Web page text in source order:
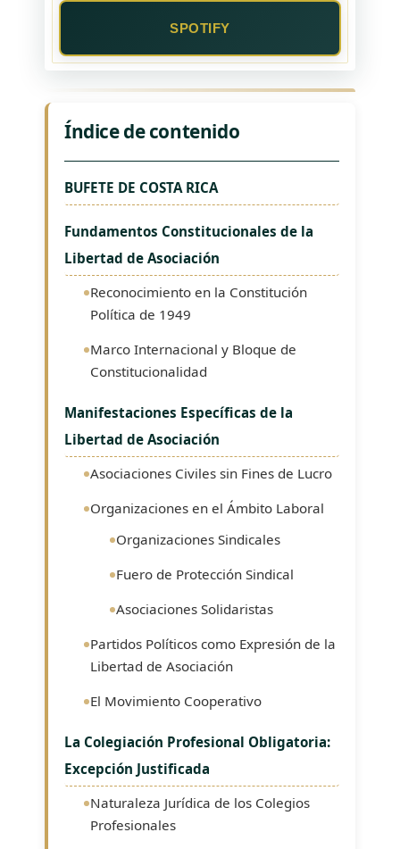
SPOTIFY
Índice de contenido
BUFETE DE COSTA RICA
Fundamentos Constitucionales de la
Libertad de Asociación
Reconocimiento en la Constitución
Política de 1949
Marco Internacional y Bloque de
Constitucionalidad
Manifestaciones Específicas de la
Libertad de Asociación
Asociaciones Civiles sin Fines de Lucro
Organizaciones en el Ámbito Laboral
Organizaciones Sindicales
Fuero de Protección Sindical
Asociaciones Solidaristas
Partidos Políticos como Expresión de la
Libertad de Asociación
El Movimiento Cooperativo
La Colegiación Profesional Obligatoria:
Excepción Justificada
Naturaleza Jurídica de los Colegios
Profesionales